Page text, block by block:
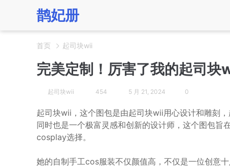
鹊妃册
首页 起司块wii
完美定制！厉害了我的起司块
起司块wii 454 5 月 21, 2024 0
起司块wii，这个图包是由起司块wii用心设计和雕刻
同时也是一个极富灵感和创新的设计师，这个图包
cosplay选择。
她的自制手工cos服装不仅颜值高，不仅是一位创意